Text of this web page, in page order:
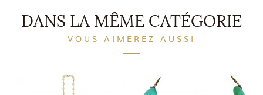
DANS LA MÊME CATÉGORIE
VOUS AIMEREZ AUSSI